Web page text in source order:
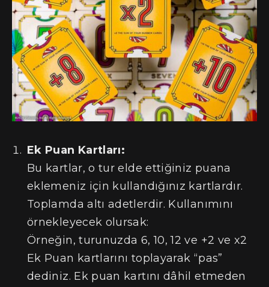
Ek Puan Kartları:
Bu kartlar, o tur elde ettiğiniz puana
eklemeniz için kullandığınız kartlardır.
Toplamda altı adetlerdir. Kullanımını
örnekleyecek olursak:
Örneğin, turunuzda 6, 10, 12 ve +2 ve x2
Ek Puan kartlarını toplayarak “pas”
dediniz. Ek puan kartını dâhil etmeden